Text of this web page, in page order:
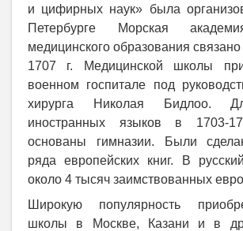
и цифирных наук» была
Петербурге Морская
медицинского образования
1707 г. Медицинской школы
военном госпитале под
хирурга Николая Бидлоо.
иностранных языков в 1703-
основаны гимназии. Были
ряда европейских книг. В
около 4 тысяч заимствованных
Широкую популярность
школы в Москве, Казани и в